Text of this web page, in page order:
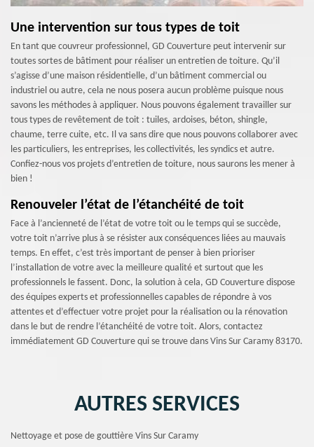
Une intervention sur tous types de toit
En tant que couvreur professionnel, GD Couverture peut intervenir sur
toutes sortes de bâtiment pour réaliser un entretien de toiture. Qu’il
s’agisse d’une maison résidentielle, d’un bâtiment commercial ou
industriel ou autre, cela ne nous posera aucun problème puisque nous
savons les méthodes à appliquer. Nous pouvons également travailler sur
tous types de revêtement de toit : tuiles, ardoises, béton, shingle,
chaume, terre cuite, etc. Il va sans dire que nous pouvons collaborer avec
les particuliers, les entreprises, les collectivités, les syndics et autre.
Confiez-nous vos projets d’entretien de toiture, nous saurons les mener à
bien !
Renouveler l’état de l’étanchéité de toit
Face à l’ancienneté de l’état de votre toit ou le temps qui se succède,
votre toit n’arrive plus à se résister aux conséquences liées au mauvais
temps. En effet, c’est très important de penser à bien prioriser
l’installation de votre avec la meilleure qualité et surtout que les
professionnels le fassent. Donc, la solution à cela, GD Couverture dispose
des équipes experts et professionnelles capables de répondre à vos
attentes et d’effectuer votre projet pour la réalisation ou la rénovation
dans le but de rendre l’étanchéité de votre toit. Alors, contactez
immédiatement GD Couverture qui se trouve dans Vins Sur Caramy 83170.
AUTRES SERVICES
Nettoyage et pose de gouttière Vins Sur Caramy